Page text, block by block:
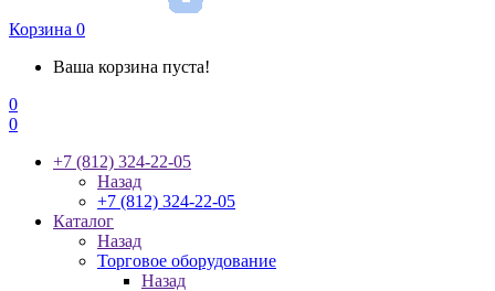
Корзина 0
Ваша корзина пуста!
0
0
+7 (812) 324-22-05
Назад
+7 (812) 324-22-05
Каталог
Назад
Торговое оборудование
Назад